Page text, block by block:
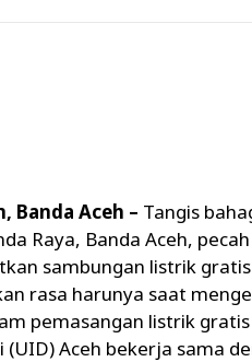
Banda Aceh – Tangis
Raya, Banda Aceh,
sambungan listrik
rasa harunya saat
pemasangan listrik gratis
Aceh bekerja sama